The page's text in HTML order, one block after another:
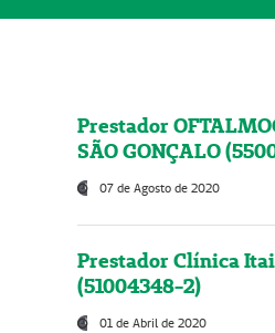
Prestador
SÃO GONÇALO
07 de Agosto de 2020
Prestador Clínica
(51004348-2)
01 de Abril de 2020